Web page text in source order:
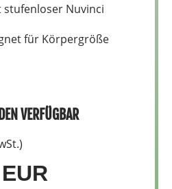
stufenloser Nuvinci
für Körpergröße
VERFÜGBAR